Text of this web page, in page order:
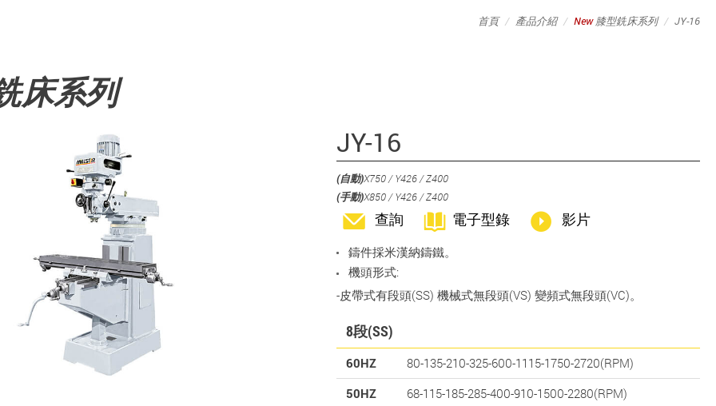
首頁 產品介紹 New膝型銑床系列 JY-16
床系列
JY-16
(自動)X750 / Y426 / Z400
(手動)X850 / Y426 / Z400
查詢 電子型錄 影片
鑄件採米漢納鑄鐵。
機頭形式:
-皮帶式有段頭(SS) 機械式無段頭(VS) 變頻式無段頭(VC)。
8段(SS)
60HZ
80-135-210-325-600-1115-1750-2720(RPM)
50HZ
68-115-185-285-400-910-1500-2280(RPM)